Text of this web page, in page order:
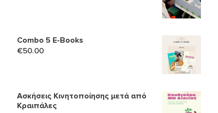
€139.90.
Combo 5 Ε-Books
€50.00
Ασκήσεις Κινητοποίησης μετά από
Κραιπάλες